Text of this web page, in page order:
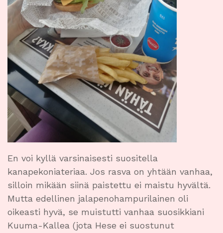
En voi kyllä varsinaisesti suositella
kanapekoniateriaa. Jos rasva on yhtään vanhaa,
silloin mikään siinä paistettu ei maistu hyvältä.
Mutta edellinen jalapenohampurilainen oli
oikeasti hyvä, se muistutti vanhaa suosikkiani
Kuuma-Kallea (jota Hese ei suostunut